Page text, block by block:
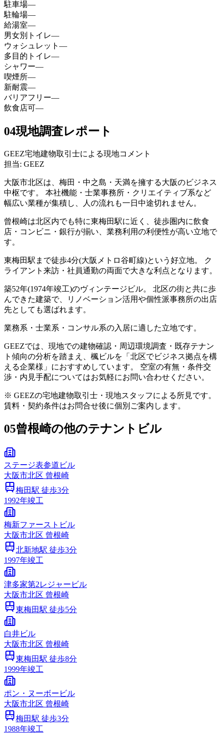
駐車場—
駐輪場—
給湯室—
男女別トイレ—
ウォシュレット —
多目的トイレ—
シャワー—
喫煙所—
新耐震—
バリアフリー—
飲食店可—
04現地調査レポート
GEEZ宅地建物取引士による現地コメント
担当: GEEZ
大阪市北区は、梅田・中之島・天満を擁する大阪のビジネス
中枢です。 本社機能・士業事務所・クリエイティブ系など
幅広い業種が集積し、人の流れも一日中途切れません。
曾根崎は北区内でも特に東梅田駅に近く、徒歩圏内に飲食
店・コンビニ・銀行が揃い、業務利用の利便性が高い立地で
す。
東梅田駅まで徒歩4分(大阪メトロ谷町線)という好立地。 ク
ライアント来訪・社員通勤の両面で大きな利点となります。
築52年(1974年竣工)のヴィンテージビル。 北区の街と共に歩
んできた建築で、リノベーション活用や個性派事務所の出店
先としても選ばれます。
業務系・士業系・コンサル系の入居に適した立地です。
GEEZでは、現地での建物確認・周辺環境調査・既存テナン
ト傾向の分析を踏まえ、楓ビルを「北区でビジネス拠点を構
える企業様」におすすめしています。 空室の有無・条件交
渉・内見手配についてはお気軽にお問い合わせください。
※ GEEZの宅地建物取引士・現地スタッフによる所見です。
賃料・契約条件はお問合せ後に個別ご案内します。
05曾根崎の他のテナントビル
ステージ表参道ビル
大阪市北区 曾根崎
梅田駅 徒歩3分
1992年竣工
梅新ファーストビル
大阪市北区 曾根崎
北新地駅 徒歩3分
1997年竣工
津多家第2レジャービル
大阪市北区 曾根崎
東梅田駅 徒歩5分
白井ビル
大阪市北区 曾根崎
東梅田駅 徒歩8分
1999年竣工
ポン・ヌーボービル
大阪市北区 曾根崎
梅田駅 徒歩3分
1988年竣工